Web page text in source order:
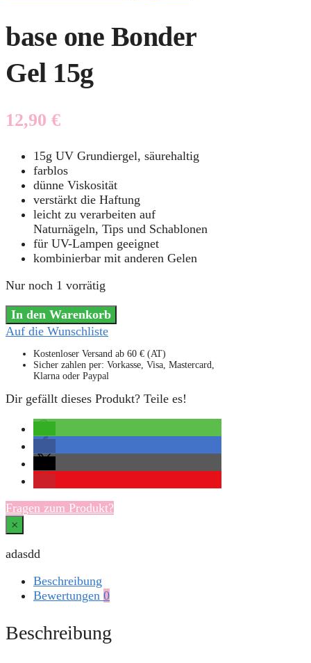
base one Bonder
Gel 15g
12,90 €
15g UV Grundiergel, säurehaltig
farblos
dünne Viskosität
verstärkt die Haftung
leicht zu verarbeiten auf
Naturnägeln, Tips und Schablonen
für UV-Lampen geeignet
kombinierbar mit anderen Gelen
Nur noch 1 vorrätig
In den Warenkorb
Auf die Wunschliste
Kostenloser Versand ab 60 € (AT)
Sicher zahlen per: Vorkasse, Visa, Mastercard,
Klarna oder Paypal
Dir gefällt dieses Produkt? Teile es!
Fragen zum Produkt?
×
adasdd
Beschreibung
Bewertungen 0
Beschreibung